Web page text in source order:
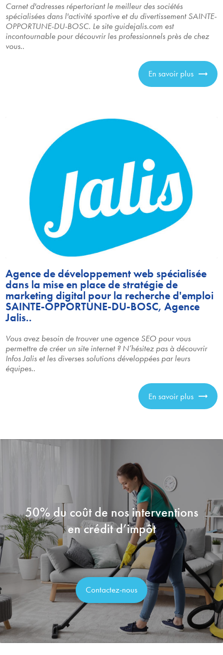
Carnet d'adresses répertoriant le meilleur des sociétés
spécialisées dans l'activité sportive et du divertissement SAINTE-
OPPORTUNE-DU-BOSC. Le site guidejalis.com est
incontournable pour découvrir les professionnels près de chez
vous..
En savoir plus
Agence de développement web spécialisée
dans la mise en place de stratégie de
marketing digital pour la recherche d'emploi
SAINTE-OPPORTUNE-DU-BOSC, Agence
Jalis..
Vous avez besoin de trouver une agence SEO pour vous
permettre de créer un site internet ? N’hésitez pas à découvrir
Infos Jalis et les diverses solutions développées par leurs
équipes..
En savoir plus
50% du coût de nos interventions
en crédit d’impôt
Contactez-nous